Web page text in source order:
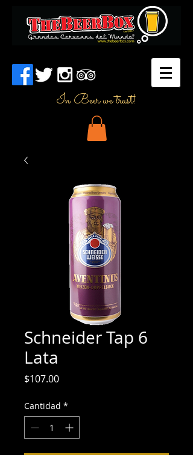
In Beer we trust!
Schneider Tap 6
Lata
$107.00Precio
Cantidad *